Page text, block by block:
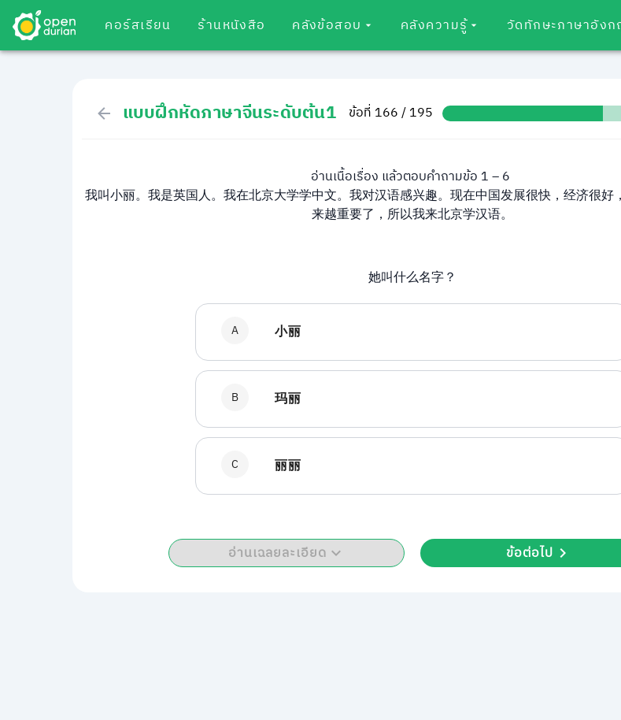
คอร์สเรียน ร้านหนังสือ คลังข้อสอบ คลังความรู้ วัดทักษะภาษาอังก
แบบฝึกหัดภาษาจีนระดับต้น1 ข้อที่ 166 / 195
อ่านเนื้อเรื่อง แล้วตอบคำถามข้อ 1 – 6
我叫小丽。我是英国人。我在北京大学学中文。我对汉语感兴趣。现在中国发展很快，经济很好
来越重要了，所以我来北京学汉语。
她叫什么名字？
A 小丽
B 玛丽
C 丽丽
อ่านเฉลยละเอียด ข้อต่อไป